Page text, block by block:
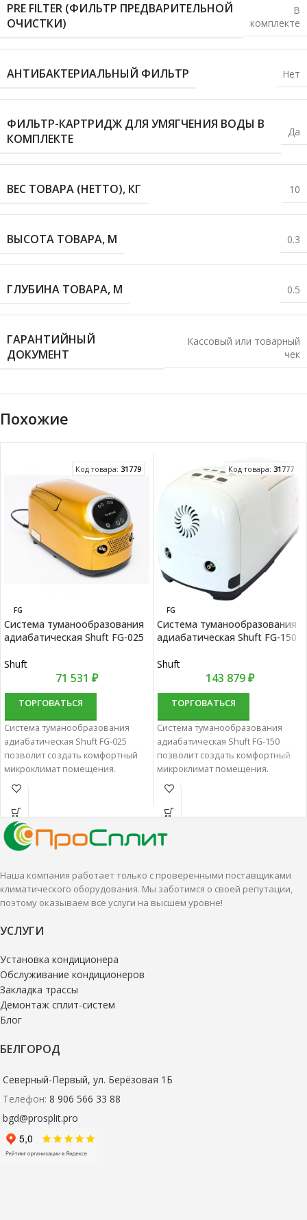
PRE FILTER (ФИЛЬТР ПРЕДВАРИТЕЛЬНОЙ
ОЧИСТКИ)
В
комплекте
АНТИБАКТЕРИАЛЬНЫЙ ФИЛЬТР Нет
ФИЛЬТР-КАРТРИДЖ ДЛЯ УМЯГЧЕНИЯ ВОДЫ В
КОМПЛЕКТЕ
Да
ВЕС ТОВАРА (НЕТТО), КГ 10
ВЫСОТА ТОВАРА, М 0.3
ГЛУБИНА ТОВАРА, М 0.5
ГАРАНТИЙНЫЙ
ДОКУМЕНТ
Кассовый или товарный
чек
Похожие
Код товара: 31779
FG
Система туманообразования
адиабатическая Shuft FG-025
Shuft
71 531 ₽
ТОРГОВАТЬСЯ
Система туманообразования
адиабатическая Shuft FG-025
позволит создать комфортный
микроклимат помещения.
Системы увлажнения воздуха
характеризуются удобством и
высокой эффективностью.
Код товара: 31777
FG
Система туманообразования
адиабатическая Shuft FG-150
Shuft
143 879₽
ТОРГОВАТЬСЯ
Система туманообразования
адиабатическая Shuft FG-150
позволит создать комфортный
микроклимат помещения.
Системы увлажнения воздуха
характеризуются удобством и
высокой эффективностью.
Наша компания работает только с проверенными поставщиками
климатического оборудования. Мы заботимся о своей репутации,
поэтому оказываем все услуги на высшем уровне!
УСЛУГИ
Установка кондиционера
Обслуживание кондиционеров
Закладка трассы
Демонтаж сплит-систем
Блог
БЕЛГОРОД
Северный-Первый, ул. Берёзовая 1Б
Телефон: 8 906 566 33 88
bgd@prosplit.pro